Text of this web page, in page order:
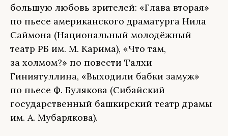
большую любовь зрителей: «Глава вторая»
по пьесе американского драматурга Нила
Саймона (Национальный молодёжный
театр РБ им. М. Карима), «Что там,
за холмом?» по повести Талхи
Гиниятуллина, «Выходили бабки замуж»
по пьесе Ф. Булякова (Сибайский
государственный башкирский театр драмы
им. А. Мубарякова).